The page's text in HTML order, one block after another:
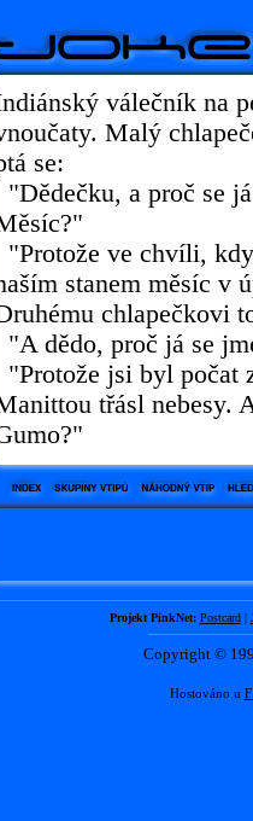
válečník na
Malý
se:
"Dědečku, a proč se
"Protože ve chvíli,
stanem měsíc v
chlapečkovi
"A dědo, proč já se
"Protože jsi byl počat
třásl nebesy.
Projekt PinkNet: Postcard|
Copyright ©
Hostováno u